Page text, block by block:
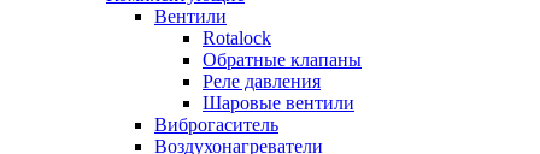
Вентили
Rotalock
Обратные клапаны
Реле давления
Шаровые вентили
Виброгаситель
Воздухонагреватели